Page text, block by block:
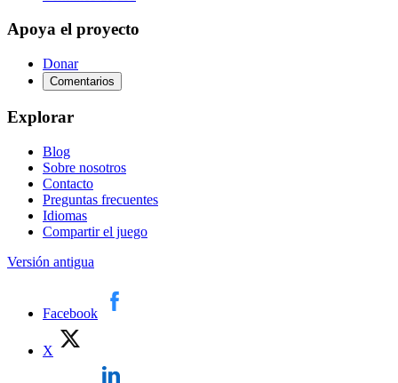
Apoya el proyecto
Donar
Comentarios
Explorar
Blog
Sobre nosotros
Contacto
Preguntas frecuentes
Idiomas
Compartir el juego
Versión antigua
Facebook
X